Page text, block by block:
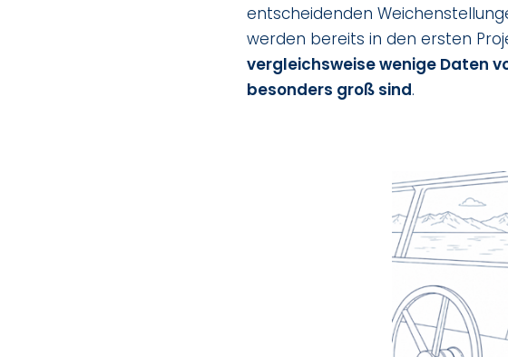
entscheidenden
werden bereits in den ersten
vergleichsweise wenige Daten
besonders groß sind.